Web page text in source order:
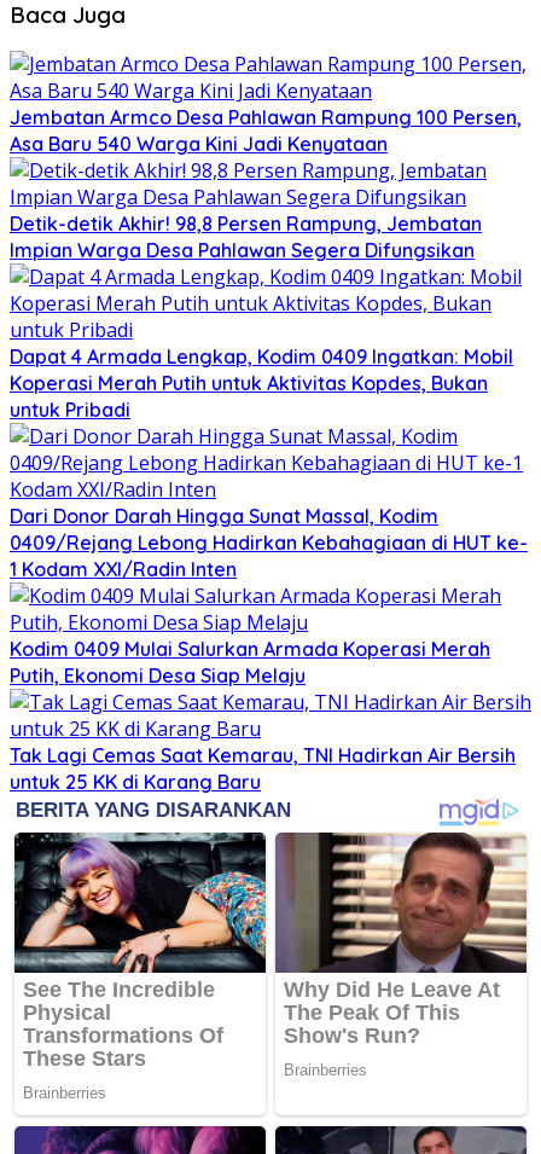
Baca Juga
Jembatan Armco Desa Pahlawan Rampung 100 Persen,
Asa Baru 540 Warga Kini Jadi Kenyataan
Detik-detik Akhir! 98,8 Persen Rampung, Jembatan
Impian Warga Desa Pahlawan Segera Difungsikan
Dapat 4 Armada Lengkap, Kodim 0409 Ingatkan: Mobil
Koperasi Merah Putih untuk Aktivitas Kopdes, Bukan
untuk Pribadi
Dari Donor Darah Hingga Sunat Massal, Kodim
0409/Rejang Lebong Hadirkan Kebahagiaan di HUT ke-
1 Kodam XXI/Radin Inten
Kodim 0409 Mulai Salurkan Armada Koperasi Merah
Putih, Ekonomi Desa Siap Melaju
Tak Lagi Cemas Saat Kemarau, TNI Hadirkan Air Bersih
untuk 25 KK di Karang Baru